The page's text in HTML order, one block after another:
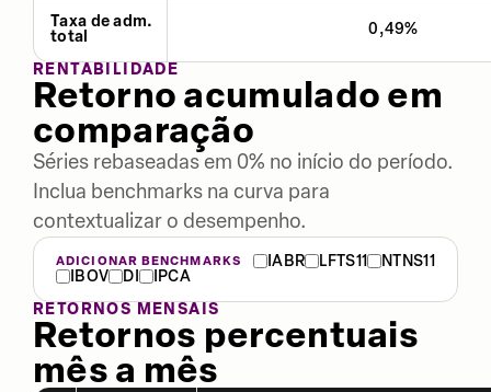
Taxa de adm.
total
0,49%
RENTABILIDADE
Retorno acumulado em
comparação
Séries rebaseadas em 0% no início do período.
Inclua benchmarks na curva para
contextualizar o desempenho.
ADICIONAR BENCHMARKS IABR LFTS11
NTNS11
IBOV
DI
IPCA
RETORNOS MENSAIS
Retornos percentuais
mês a mês